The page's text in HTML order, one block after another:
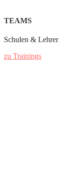
TEAMS
Schulen & Lehrer
zu Trainings